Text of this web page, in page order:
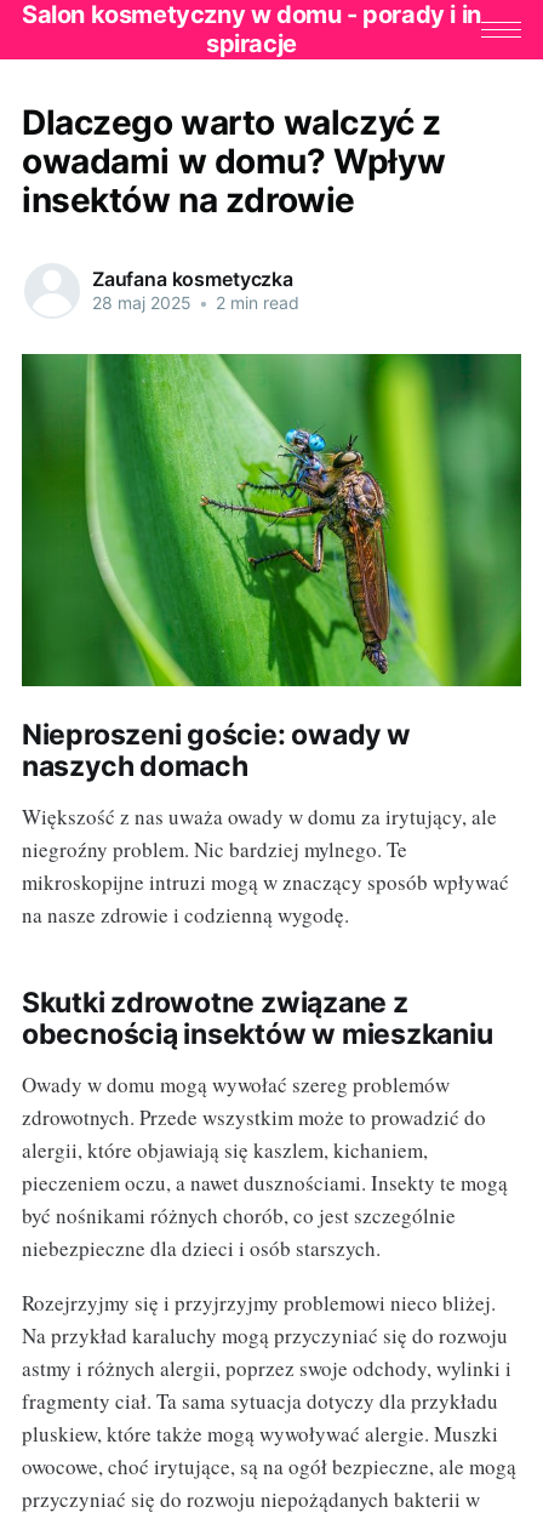
Salon kosmetyczny w domu - porady i in
spiracje
Dlaczego warto walczyć z
owadami w domu? Wpływ
insektów na zdrowie
Zaufana kosmetyczka
28 maj 2025 • 2 min read
Nieproszeni goście: owady w
naszych domach
Większość z nas uważa owady w domu za irytujący, ale
niegroźny problem. Nic bardziej mylnego. Te
mikroskopijne intruzi mogą w znaczący sposób wpływać
na nasze zdrowie i codzienną wygodę.
Skutki zdrowotne związane z
obecnością insektów w mieszkaniu
Owady w domu mogą wywołać szereg problemów
zdrowotnych. Przede wszystkim może to prowadzić do
alergii, które objawiają się kaszlem, kichaniem,
pieczeniem oczu, a nawet dusznościami. Insekty te mogą
być nośnikami różnych chorób, co jest szczególnie
niebezpieczne dla dzieci i osób starszych.
Rozejrzyjmy się i przyjrzyjmy problemowi nieco bliżej.
Na przykład karaluchy mogą przyczyniać się do rozwoju
astmy i różnych alergii, poprzez swoje odchody, wylinki i
fragmenty ciał. Ta sama sytuacja dotyczy dla przykładu
pluskiew, które także mogą wywoływać alergie. Muszki
owocowe, choć irytujące, są na ogół bezpieczne, ale mogą
przyczyniać się do rozwoju niepożądanych bakterii w